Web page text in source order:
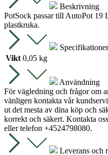
Beskrivning
PotSock passar till AutoPot
plastkruka.
Specifikationer
Vikt 0,05 kg
Användning
För vägledning och frågor om
vänligen kontakta vår
ut det mesta av dina köp och
korrekt och säkert. Kontakta
eller telefon +4524798080.
Leverans och